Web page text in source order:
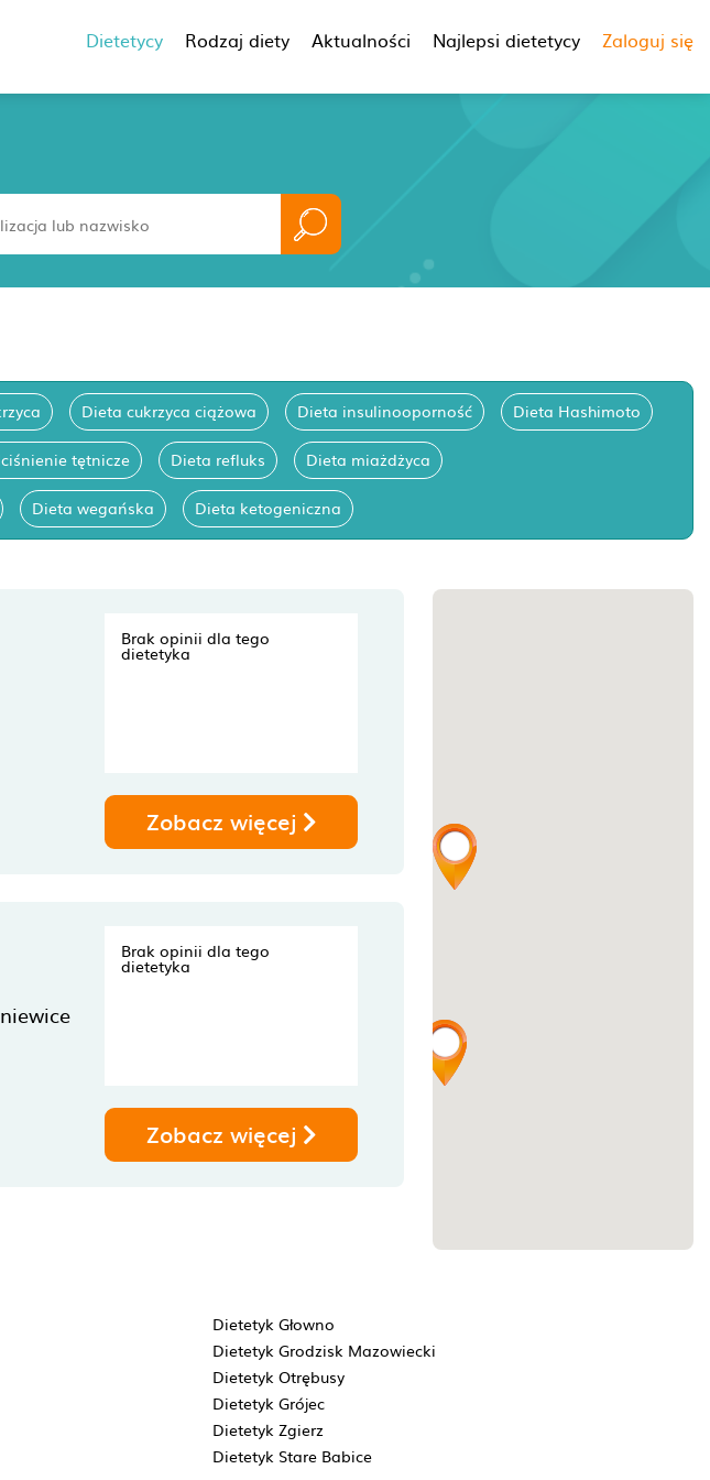
Dietetycy Rodzaj diety Aktualności Najlepsi dietetycy Zaloguj się
Dieta cukrzyca ciążowa Dieta insulinooporność Dieta Hashimoto
tętnicze Dieta refluks Dieta miażdżyca
Dieta wegańska Dieta ketogeniczna
Brak opinii dla tego
dietetyka
Zobacz więcej
Brak opinii dla tego
dietetyka
Zobacz więcej
Dietetyk Głowno
Dietetyk Grodzisk Mazowiecki
Dietetyk Otrębusy
Dietetyk Grójec
Dietetyk Zgierz
Dietetyk Stare Babice